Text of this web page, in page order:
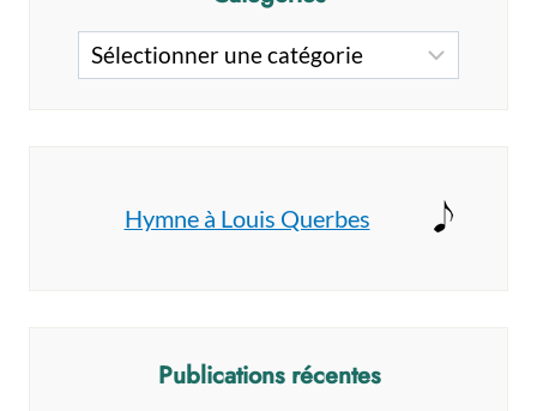
Catégories
Hymne à Louis Querbes
Publications récentes